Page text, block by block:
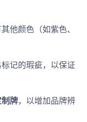
他颜色（如紫色、
记的瑕疵，以保证
牌，以增加品牌辨